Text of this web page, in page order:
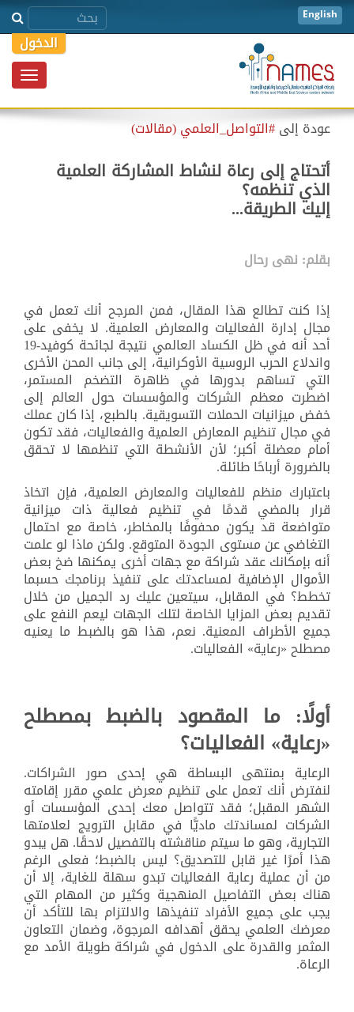
English
Toggle
الدخول
عودة إلى#التواصل_العلمي (مقالات)
أتحتاج إلى رعاة لنشاط المشاركة العلمية
الذي تنظمه؟
إليك الطريقة...
بقلم: نهى رحال
إذا كنت تطالع هذا المقال، فمن المرجح أنك تعمل في
مجال إدارة الفعاليات والمعارض العلمية. لا يخفى على
أحد أنه في ظل الكساد العالمي نتيجة لجائحة كوفيد-19
واندلاع الحرب الروسية الأوكرانية، إلى جانب المحن الأخرى
التي تساهم بدورها في ظاهرة التضخم المستمر،
اضطرت معظم الشركات والمؤسسات حول العالم إلى
خفض ميزانيات الحملات التسويقية. بالطبع، إذا كان عملك
في مجال تنظيم المعارض العلمية والفعاليات، فقد تكون
أمام معضلة أكبر؛ لأن الأنشطة التي تنظمها لا تحقق
بالضرورة أرباحًا طائلة.
باعتبارك منظم للفعاليات والمعارض العلمية، فإن اتخاذ
قرار بالمضي قدمًا في تنظيم فعالية ذات ميزانية
متواضعة قد يكون محفوفًا بالمخاطر، خاصة مع احتمال
التغاضي عن مستوى الجودة المتوقع. ولكن ماذا لو علمت
أنه بإمكانك عقد شراكة مع جهات أخرى يمكنها ضخ بعض
الأموال الإضافية لمساعدتك على تنفيذ برنامجك حسبما
تخطط؟ في المقابل، سيتعين عليك رد الجميل من خلال
تقديم بعض المزايا الخاصة لتلك الجهات ليعم النفع على
جميع الأطراف المعنية. نعم، هذا هو بالضبط ما يعنيه
مصطلح «رعاية» الفعاليات.
أولًا: ما المقصود بالضبط بمصطلح
«رعاية» الفعاليات؟
الرعاية بمنتهى البساطة هي إحدى صور الشراكات.
لنفترض أنك تعمل على تنظيم معرض علمي مقرر إقامته
الشهر المقبل؛ فقد تتواصل معك إحدى المؤسسات أو
الشركات لمساندتك ماديًّا في مقابل الترويج لعلامتها
التجارية، وهو ما سيتم مناقشته بالتفصيل لاحقًا. هل يبدو
هذا أمرًا غير قابل للتصديق؟ ليس بالضبط؛ فعلى الرغم
من أن عملية رعاية الفعاليات تبدو سهلة للغاية، إلا أن
هناك بعض التفاصيل المنهجية وكثير من المهام التي
يجب على جميع الأفراد تنفيذها والالتزام بها للتأكد أن
معرضك العلمي يحقق أهدافه المرجوة، وضمان التعاون
المثمر والقدرة على الدخول في شراكة طويلة الأمد مع
الرعاة.